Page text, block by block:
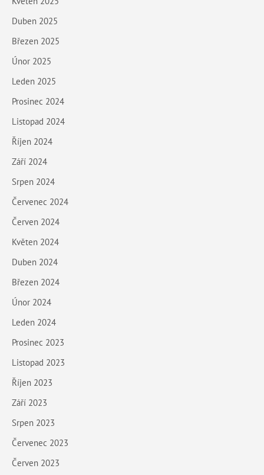
Duben 2025
Březen 2025
Únor 2025
Leden 2025
Prosinec 2024
Listopad 2024
Říjen 2024
Září 2024
Srpen 2024
Červenec 2024
Červen 2024
Květen 2024
Duben 2024
Březen 2024
Únor 2024
Leden 2024
Prosinec 2023
Listopad 2023
Říjen 2023
Září 2023
Srpen 2023
Červenec 2023
Červen 2023